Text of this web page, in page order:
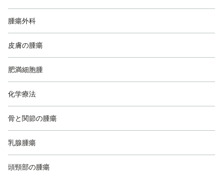
腫瘍外科
皮膚の腫瘍
肥満細胞腫
化学療法
骨と関節の腫瘍
乳腺腫瘍
頭頸部の腫瘍